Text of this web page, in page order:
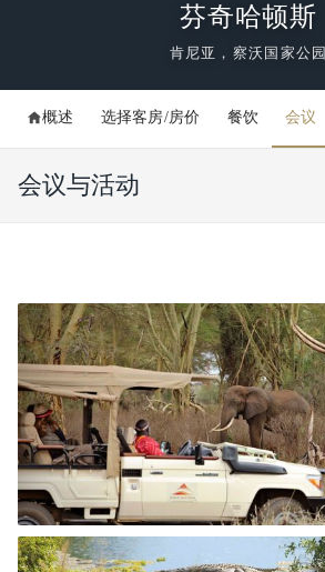
芬奇哈顿斯
肯尼亚，察沃国家公园
概述 选择客房/房价 餐饮 会议
会议与活动